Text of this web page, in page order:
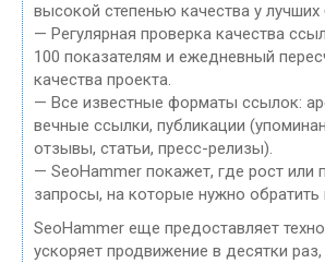
высокой степенью качества у
— Регулярная проверка качества
100 показателям и ежедневный
качества проекта.
— Все известные форматы ссылок:
вечные ссылки, публикации
отзывы, статьи, пресс-релизы).
— SeoHammer покажет, где рост или
запросы, на которые нужно обратить
SeoHammer еще предоставляет
ускоряет продвижение в десятки